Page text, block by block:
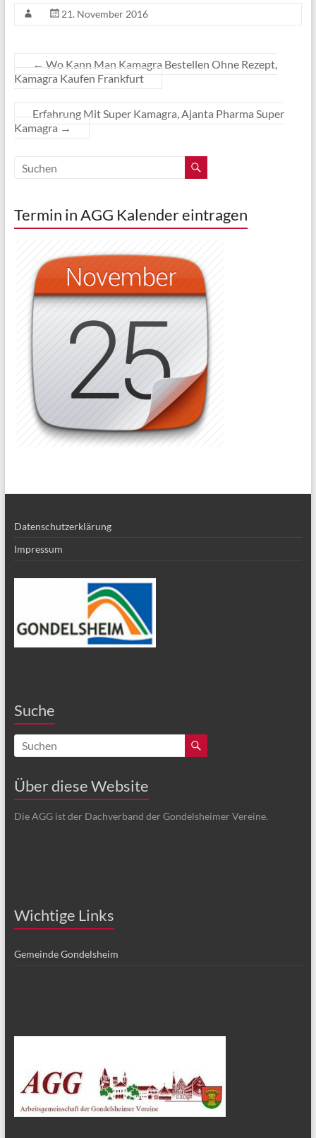
21. November 2016
← Wo Kann Man Kamagra Bestellen Ohne Rezept,
Kamagra Kaufen Frankfurt
Erfahrung Mit Super Kamagra, Ajanta Pharma Super
Kamagra →
Termin in AGG Kalender eintragen
Datenschutzerklärung
Impressum
Suche
Über diese Website
Die AGG ist der Dachverband der Gondelsheimer Vereine.
Wichtige Links
Gemeinde Gondelsheim